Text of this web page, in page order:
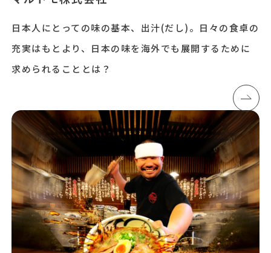
日本人にとっての味の基本、出汁(だし)。日々の食卓の
充実はもとより、日本の味を海外でも展開するために
求められることとは？